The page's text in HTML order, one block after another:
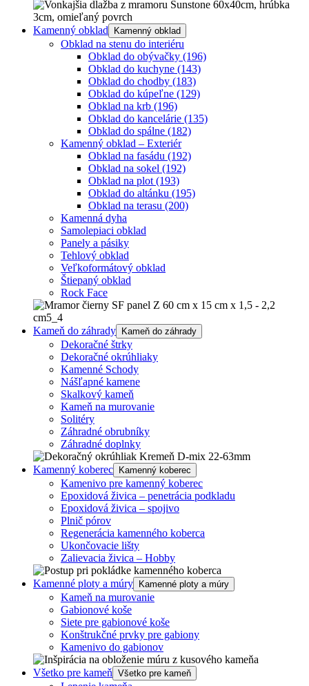
Kamenný obklad Kamenný obklad
Obklad na stenu do interiéru
Obklad do obývačky (196)
Obklad do kuchyne (143)
Obklad do chodby (183)
Obklad do kúpeľne (129)
Obklad na krb (196)
Obklad do kancelárie (135)
Obklad do spálne (182)
Kamenný obklad – Exteriér
Obklad na fasádu (192)
Obklad na sokel (192)
Obklad na plot (193)
Obklad do altánku (195)
Obklad na terasu (200)
Kamenná dyha
Samolepiaci obklad
Panely a pásiky
Tehlový obklad
Veľkoformátový obklad
Štiepaný obklad
Rock Face
Kameň do záhrady Kameň do záhrady
Dekoračné štrky
Dekoračné okrúhliaky
Kamenné Schody
Nášľapné kamene
Skalkový kameň
Kameň na murovanie
Solitéry
Záhradné obrubníky
Záhradné doplnky
Kamenný koberec Kamenný koberec
Kamenivo pre kamenný koberec
Epoxidová živica – penetrácia podkladu
Epoxidová živica – spojivo
Plnič pórov
Regenerácia kamenného koberca
Ukončovacie lišty
Zalievacia živica – Hobby
Kamenné ploty a múry Kamenné ploty a múry
Kameň na murovanie
Gabionové koše
Siete pre gabionové koše
Konštrukčné prvky pre gabiony
Kamenivo do gabionov
Všetko pre kameň Všetko pre kameň